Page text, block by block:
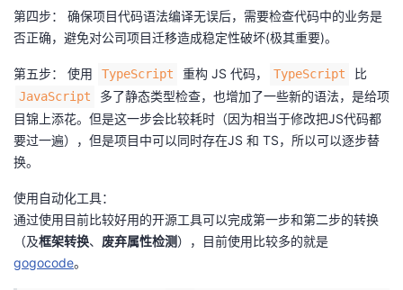
第四步： 确保项目代码语法编译无误后，需要检查代码中的业务是
否正确，避免对公司项目迁移造成稳定性破坏(极其重要)。
第五步： 使用 TypeScript 重构 JS 代码， TypeScript 比
JavaScript
多了静态类型检查，也增加了一些新的语法，是给项
目锦上添花。但是这一步会比较耗时（因为相当于修改把JS代码都
要过一遍），但是项目中可以同时存在JS 和 TS，所以可以逐步替
换。
使用自动化工具：
通过使用目前比较好用的开源工具可以完成第一步和第二步的转换
（及框架转换、 废弃属性检测），目前使用比较多的就是
gogocode。